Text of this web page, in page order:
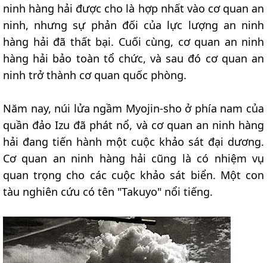
ninh hàng hải được cho là hợp nhất vào cơ quan an
ninh, nhưng sự phản đối của lực lượng an ninh
hàng hải đã thất bại. Cuối cùng, cơ quan an ninh
hàng hải bảo toàn tổ chức, và sau đó cơ quan an
ninh trở thành cơ quan quốc phòng.
Năm nay, núi lửa ngầm Myojin-sho ở phía nam của
quần đảo Izu đã phát nổ, và cơ quan an ninh hàng
hải đang tiến hành một cuộc khảo sát đại dương.
Cơ quan an ninh hàng hải cũng là có nhiệm vụ
quan trọng cho các cuộc khảo sát biển. Một con
tàu nghiên cứu có tên "Takuyo" nổi tiếng.